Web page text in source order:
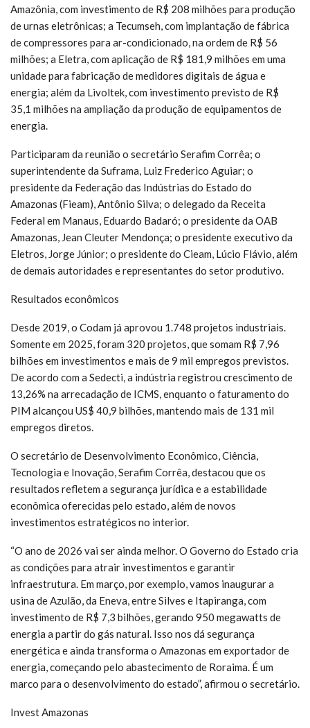
Amazônia, com investimento de R$ 208 milhões para produção
de urnas eletrônicas; a Tecumseh, com implantação de fábrica
de compressores para ar-condicionado, na ordem de R$ 56
milhões; a Eletra, com aplicação de R$ 181,9 milhões em uma
unidade para fabricação de medidores digitais de água e
energia; além da Livoltek, com investimento previsto de R$
35,1 milhões na ampliação da produção de equipamentos de
energia.
Participaram da reunião o secretário Serafim Corrêa; o
superintendente da Suframa, Luiz Frederico Aguiar; o
presidente da Federação das Indústrias do Estado do
Amazonas (Fieam), Antônio Silva; o delegado da Receita
Federal em Manaus, Eduardo Badaró; o presidente da OAB
Amazonas, Jean Cleuter Mendonça; o presidente executivo da
Eletros, Jorge Júnior; o presidente do Cieam, Lúcio Flávio, além
de demais autoridades e representantes do setor produtivo.
Resultados econômicos
Desde 2019, o Codam já aprovou 1.748 projetos industriais.
Somente em 2025, foram 320 projetos, que somam R$ 7,96
bilhões em investimentos e mais de 9 mil empregos previstos.
De acordo com a Sedecti, a indústria registrou crescimento de
13,26% na arrecadação de ICMS, enquanto o faturamento do
PIM alcançou US$ 40,9 bilhões, mantendo mais de 131 mil
empregos diretos.
O secretário de Desenvolvimento Econômico, Ciência,
Tecnologia e Inovação, Serafim Corrêa, destacou que os
resultados refletem a segurança jurídica e a estabilidade
econômica oferecidas pelo estado, além de novos
investimentos estratégicos no interior.
“O ano de 2026 vai ser ainda melhor. O Governo do Estado cria
as condições para atrair investimentos e garantir
infraestrutura. Em março, por exemplo, vamos inaugurar a
usina de Azulão, da Eneva, entre Silves e Itapiranga, com
investimento de R$ 7,3 bilhões, gerando 950 megawatts de
energia a partir do gás natural. Isso nos dá segurança
energética e ainda transforma o Amazonas em exportador de
energia, começando pelo abastecimento de Roraima. É um
marco para o desenvolvimento do estado”, afirmou o secretário.
Invest Amazonas